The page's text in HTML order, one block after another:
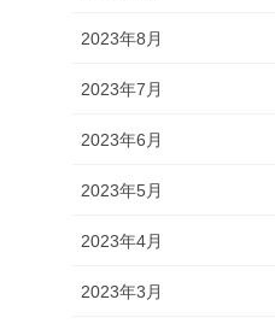
2023年8月
2023年7月
2023年6月
2023年5月
2023年4月
2023年3月